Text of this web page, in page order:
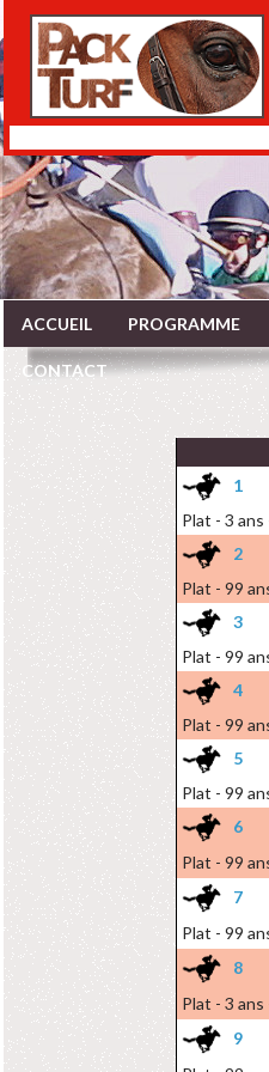
ACCUEIL PROGRAMME
CONTACT
1
Plat - 3 ans
2
Plat - 99
3
Plat - 99
4
Plat - 99
5
Plat - 99
6
Plat - 99
7
Plat - 99
8
Plat - 3 ans
9